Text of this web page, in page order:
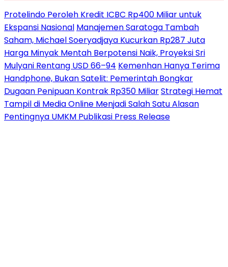
Protelindo Peroleh Kredit ICBC Rp400 Miliar untuk
Ekspansi Nasional Manajemen Saratoga Tambah
Saham, Michael Soeryadjaya Kucurkan Rp287 Juta
Harga Minyak Mentah Berpotensi Naik, Proyeksi Sri
Mulyani Rentang USD 66–94 Kemenhan Hanya Terima
Handphone, Bukan Satelit: Pemerintah Bongkar
Dugaan Penipuan Kontrak Rp350 MiliarStrategi Hemat
Tampil di Media Online Menjadi Salah Satu Alasan
Pentingnya UMKM Publikasi Press Release